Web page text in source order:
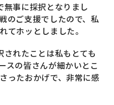
事に採択となりまし
のご支援でしたので、私
てホッとしました。
れたことは私もとても
スの皆さんが細かいとこ
ったおかげで、非常に感